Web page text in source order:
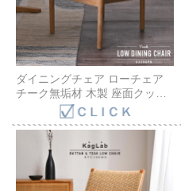
ダイニングチェア ローチェア
チーク無垢材 木製 座面クッシ
ョン付き 室内 食事 食卓 椅子
食卓いす 1人掛け 北欧 モダン
おしゃれ リビング モダン ナチ
ュラル ライトグレー 家具 バリ
1脚 C320XPK